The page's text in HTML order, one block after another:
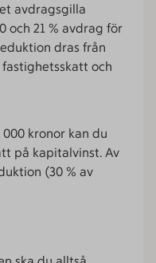
avdragsgilla
och 21 % avdrag för
dras från
och
kronor kan du
på kapitalvinst. Av
(30 % av